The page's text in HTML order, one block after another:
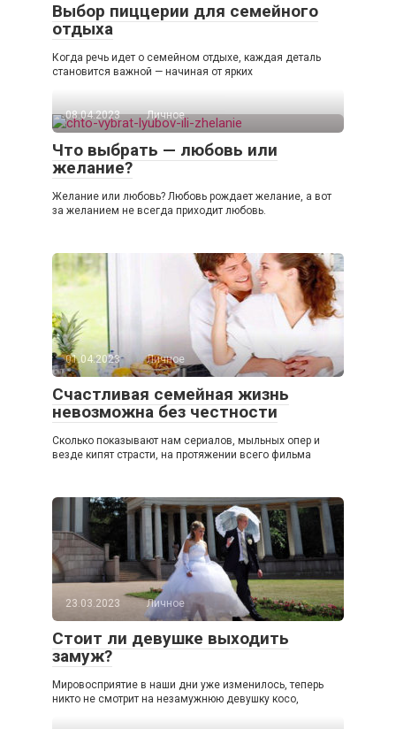
Выбор пиццерии для семейного
отдыха
Когда речь идет о семейном отдыхе, каждая деталь
становится важной — начиная от ярких
08.04.2023 Личное
Что выбрать — любовь или
желание?
Желание или любовь? Любовь рождает желание, а вот
за желанием не всегда приходит любовь.
01.04.2023 Личное
Счастливая семейная жизнь
невозможна без честности
Сколько показывают нам сериалов, мыльных опер и
везде кипят страсти, на протяжении всего фильма
23.03.2023 Личное
Стоит ли девушке выходить
замуж?
Мировосприятие в наши дни уже изменилось, теперь
никто не смотрит на незамужнюю девушку косо,